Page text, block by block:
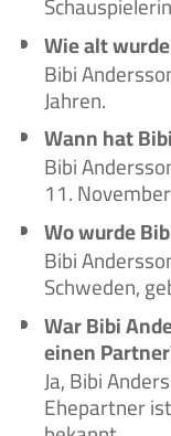
Wie alt
Bibi
Jahren.
Wann hat
Bibi
11.
Wo wurde
Bibi
Schweden,
War Bibi
einen
Ja, Bibi
Ehepartner